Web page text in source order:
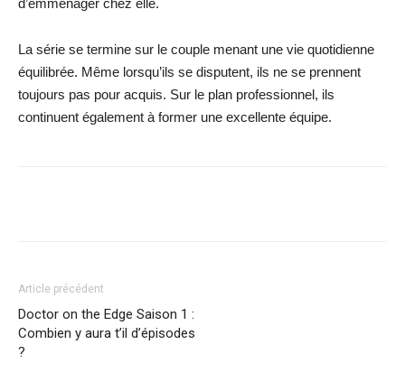
d’emménager chez elle.
La série se termine sur le couple menant une vie quotidienne
équilibrée. Même lorsqu’ils se disputent, ils ne se prennent
toujours pas pour acquis. Sur le plan professionnel, ils
continuent également à former une excellente équipe.
Article précédent
Doctor on the Edge Saison 1 :
Combien y aura t’il d’épisodes
?